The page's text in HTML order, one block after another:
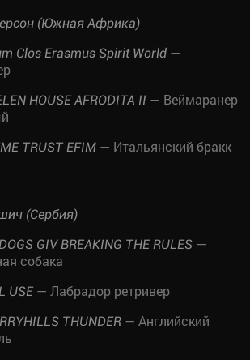
(Южная Африка)
Clos Erasmus Spirit World —
HOUSE AFRODITA II — Веймаранер
TRUST EFIM — Итальянский бракк
(Сербия)
GIV BREAKING THE RULES —
собака
USE — Лабрадор ретривер
THUNDER — Английский